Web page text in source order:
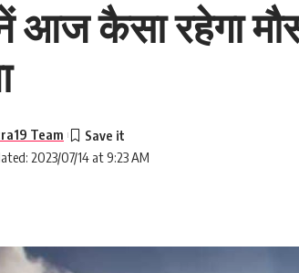
आज कैसा रहेगा
2023/07/14 at 9:23 AM
Team